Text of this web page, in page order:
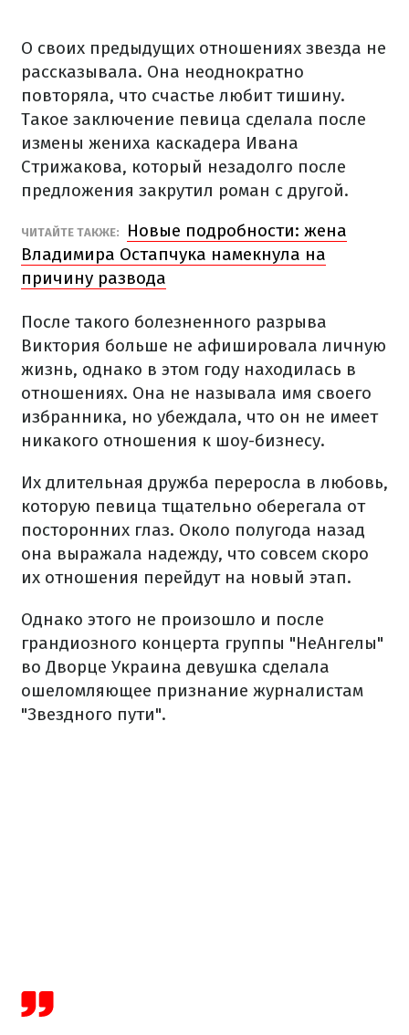
О своих предыдущих отношениях звезда не
рассказывала. Она неоднократно
повторяла, что счастье любит тишину.
Такое заключение певица сделала после
измены жениха каскадера Ивана
Стрижакова, который незадолго после
предложения закрутил роман с другой.
ЧИТАЙТЕ ТАКЖЕ:
Новые подробности: жена
Владимира Остапчука намекнула на
причину развода
После такого болезненного разрыва
Виктория больше не афишировала личную
жизнь, однако в этом году находилась в
отношениях. Она не называла имя своего
избранника, но убеждала, что он не имеет
никакого отношения к шоу-бизнесу.
Их длительная дружба переросла в любовь,
которую певица тщательно оберегала от
посторонних глаз. Около полугода назад
она выражала надежду, что совсем скоро
их отношения перейдут на новый этап.
Однако этого не произошло и после
грандиозного концерта группы "НеАнгелы"
во Дворце Украина девушка сделала
ошеломляющее признание журналистам
"Звездного пути".